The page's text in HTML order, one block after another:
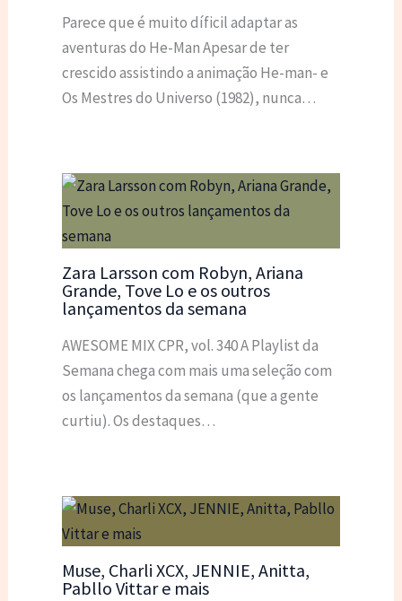
Parece que é muito díficil adaptar as
aventuras do He-Man Apesar de ter
crescido assistindo a animação He-man- e
Os Mestres do Universo (1982), nunca…
Zara Larsson com Robyn, Ariana
Grande, Tove Lo e os outros
lançamentos da semana
AWESOME MIX CPR, vol. 340 A Playlist da
Semana chega com mais uma seleção com
os lançamentos da semana (que a gente
curtiu). Os destaques…
Muse, Charli XCX, JENNIE, Anitta,
Pabllo Vittar e mais